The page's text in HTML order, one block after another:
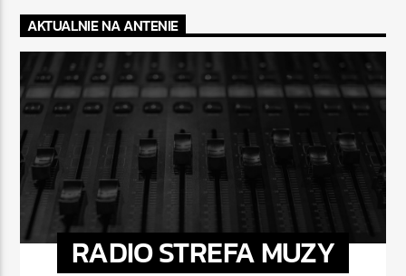
AKTUALNIE NA ANTENIE
RADIO STREFA MUZY